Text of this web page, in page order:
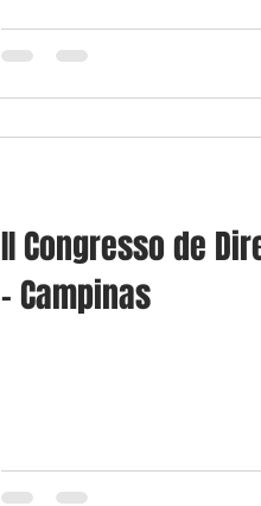
II Congresso de
- Campinas